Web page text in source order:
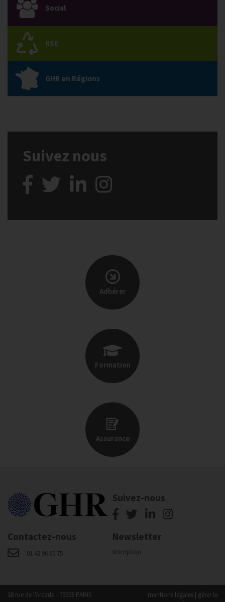
Social
RSE
GHR en Régions
Suivez nous
Adhérer
Formation
Assurance
Suivez-nous
Contactez-nous
01 42 96 60 75
Newsletter
Inscription
18 rue de l'Arcade - 75008 PARIS mentions légales | gérer le